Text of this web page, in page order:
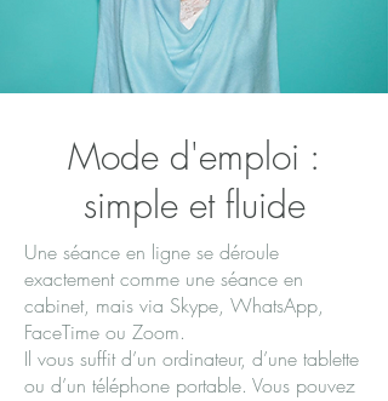
Mode d'emploi :
simple et fluide
Une séance en ligne se déroule
exactement comme une séance en
cabinet, mais via Skype, WhatsApp,
FaceTime ou Zoom.
Il vous suffit d’un ordinateur, d’une tablette
ou d’un téléphone portable. Vous pouvez